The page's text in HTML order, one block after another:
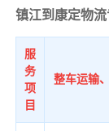
镇江到康定物流
服
务
项
目
整车运输